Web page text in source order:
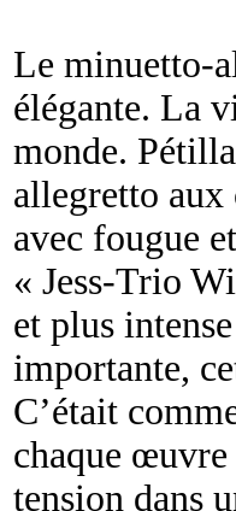
Le minuetto-
élégante. La
monde.
allegretto aux
avec fougue
« Jess-Trio
et plus
importante,
C’était
chaque
tension dans